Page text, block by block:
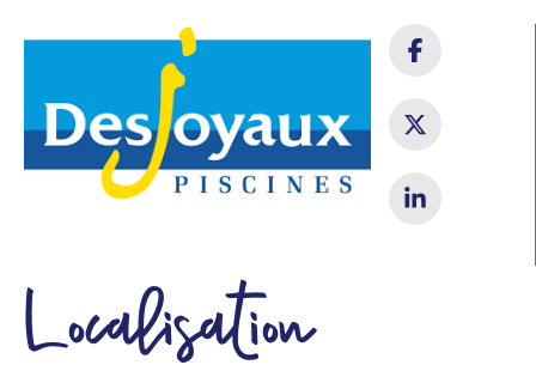
Localisation